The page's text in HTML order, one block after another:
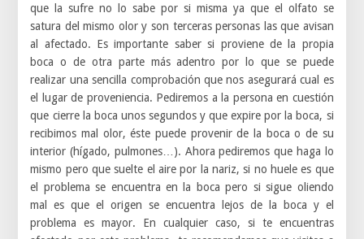
que la sufre no lo sabe por si misma ya que el olfato se
satura del mismo olor y son terceras personas las que avisan
al afectado. Es importante saber si proviene de la propia
boca o de otra parte más adentro por lo que se puede
realizar una sencilla comprobación que nos asegurará cual es
el lugar de proveniencia. Pediremos a la persona en cuestión
que cierre la boca unos segundos y que expire por la boca, si
recibimos mal olor, éste puede provenir de la boca o de su
interior (hígado, pulmones…). Ahora pediremos que haga lo
mismo pero que suelte el aire por la nariz, si no huele es que
el problema se encuentra en la boca pero si sigue oliendo
mal es que el origen se encuentra lejos de la boca y el
problema es mayor. En cualquier caso, si te encuentras